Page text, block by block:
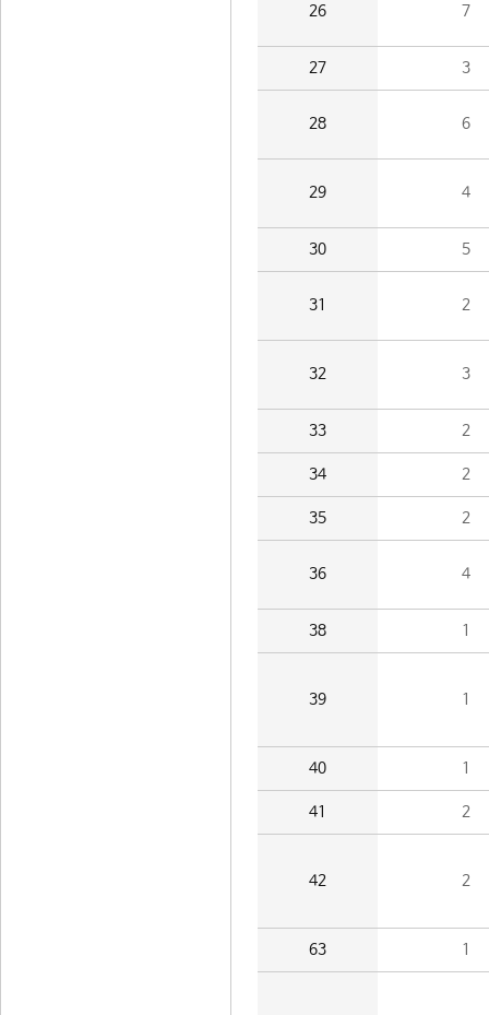
26 7
27 3
28 6
29 4
30 5
31 2
32 3
33 2
34 2
35 2
36 4
38 1
39 1
40 1
41 2
42 2
63 1